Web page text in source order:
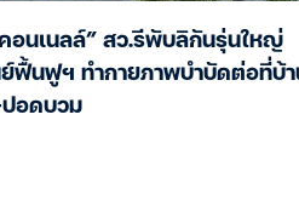
อนเนลล์” สว.รีพับลิกันรุ่นใหญ่
ฟื้นฟูฯ ทำกายภาพบำบัดต่อที่บ้า
อดบวม